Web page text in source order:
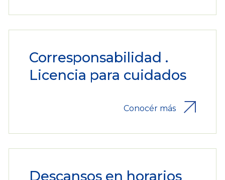
Corresponsabilidad .
Licencia para cuidados
Conocér más
Descansos en horarios